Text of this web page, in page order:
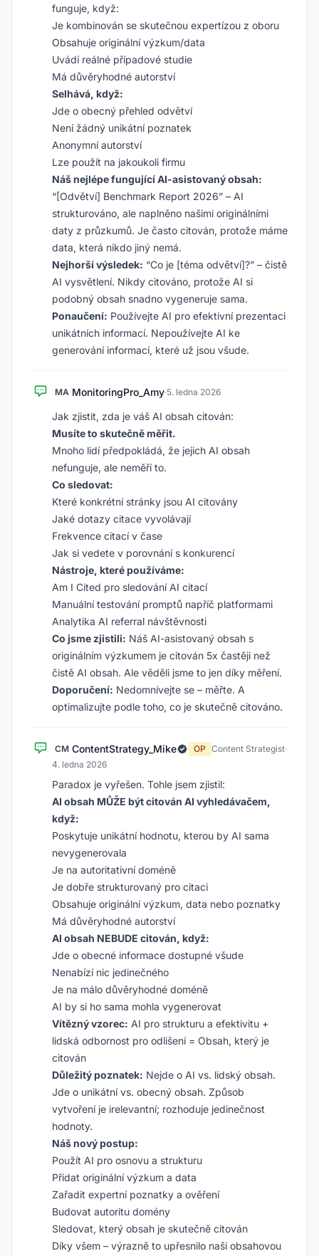
funguje, když:
Je kombinován se skutečnou expertízou z oboru
Obsahuje originální výzkum/data
Uvádí reálné případové studie
Má důvěryhodné autorství
Selhává, když:
Jde o obecný přehled odvětví
Není žádný unikátní poznatek
Anonymní autorství
Lze použít na jakoukoli firmu
Náš nejlépe fungující AI-asistovaný obsah:
“[Odvětví] Benchmark Report 2026” – AI
strukturováno, ale naplněno našimi originálními
daty z průzkumů. Je často citován, protože máme
data, která nikdo jiný nemá.
Nejhorší výsledek: “Co je [téma odvětví]?” – čistě
AI vysvětlení. Nikdy citováno, protože AI si
podobný obsah snadno vygeneruje sama.
Ponaučení: Používejte AI pro efektivní prezentaci
unikátních informací. Nepoužívejte AI ke
generování informací, které už jsou všude.
MA MonitoringPro_Amy·5. ledna 2026
Jak zjistit, zda je váš AI obsah citován:
Musíte to skutečně měřit.
Mnoho lidí předpokládá, že jejich AI obsah
nefunguje, ale neměří to.
Co sledovat:
Které konkrétní stránky jsou AI citovány
Jaké dotazy citace vyvolávají
Frekvence citací v čase
Jak si vedete v porovnání s konkurencí
Nástroje, které používáme:
Am I Cited pro sledování AI citací
Manuální testování promptů napříč platformami
Analytika AI referral návštěvnosti
Co jsme zjistili: Náš AI-asistovaný obsah s
originálním výzkumem je citován 5x častěji než
čistě AI obsah. Ale věděli jsme to jen díky měření.
Doporučení: Nedomnívejte se – měřte. A
optimalizujte podle toho, co je skutečně citováno.
CM ContentStrategy_Mike OP Content Strategist·
4. ledna 2026
Paradox je vyřešen. Tohle jsem zjistil:
AI obsah MŮŽE být citován AI vyhledávačem,
když:
Poskytuje unikátní hodnotu, kterou by AI sama
nevygenerovala
Je na autoritativní doméně
Je dobře strukturovaný pro citaci
Obsahuje originální výzkum, data nebo poznatky
Má důvěryhodné autorství
AI obsah NEBUDE citován, když:
Jde o obecné informace dostupné všude
Nenabízí nic jedinečného
Je na málo důvěryhodné doméně
AI by si ho sama mohla vygenerovat
Vítězný vzorec: AI pro strukturu a efektivitu +
lidská odbornost pro odlišení = Obsah, který je
citován
Důležitý poznatek: Nejde o AI vs. lidský obsah.
Jde o unikátní vs. obecný obsah. Způsob
vytvoření je irelevantní; rozhoduje jedinečnost
hodnoty.
Náš nový postup:
Použít AI pro osnovu a strukturu
Přidat originální výzkum a data
Zařadit expertní poznatky a ověření
Budovat autoritu domény
Sledovat, který obsah je skutečně citován
Díky všem – výrazně to upřesnilo naši obsahovou